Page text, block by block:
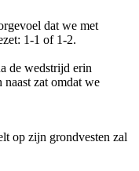
dat we met
1-1 of 1-2.
de wedstrijd erin
zat omdat we
op zijn grondvesten zal